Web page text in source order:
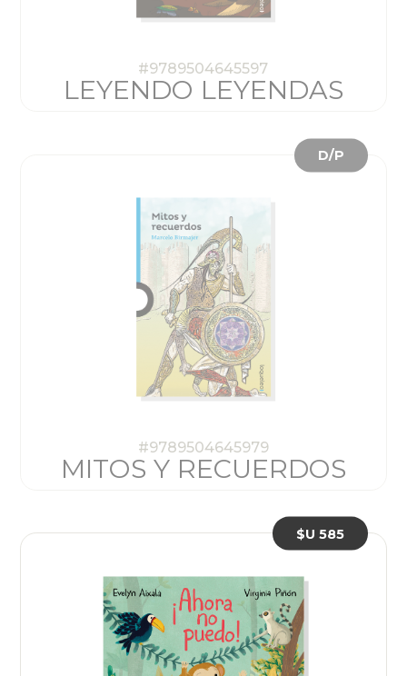
#9789504645597
LEYENDO LEYENDAS
#9789504645979
MITOS Y RECUERDOS
D/P
$U 585